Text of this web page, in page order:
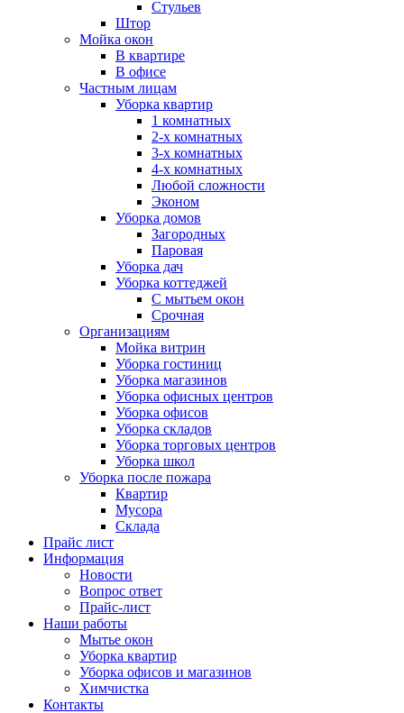
Стульев
Штор
Мойка окон
В квартире
В офисе
Частным лицам
Уборка квартир
1 комнатных
2-х комнатных
3-х комнатных
4-х комнатных
Любой сложности
Эконом
Уборка домов
Загородных
Паровая
Уборка дач
Уборка коттеджей
С мытьем окон
Срочная
Организациям
Мойка витрин
Уборка гостиниц
Уборка магазинов
Уборка офисных центров
Уборка офисов
Уборка складов
Уборка торговых центров
Уборка школ
Уборка после пожара
Квартир
Мусора
Склада
Прайс лист
Информация
Новости
Вопрос ответ
Прайс-лист
Наши работы
Мытье окон
Уборка квартир
Уборка офисов и магазинов
Химчистка
Контакты